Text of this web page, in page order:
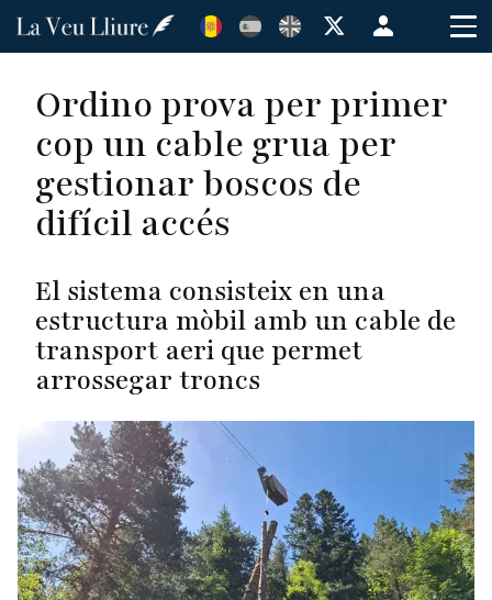
Vés
Menú
de
cuenta
de
usuario
Ordino prova per primer
cop un cable grua per
gestionar boscos de
difícil accés
El sistema consisteix en una
estructura mòbil amb un cable de
transport aeri que permet
arrossegar troncs